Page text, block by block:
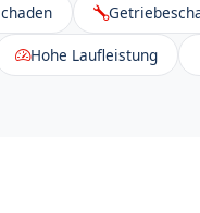
Hohe Laufleistung